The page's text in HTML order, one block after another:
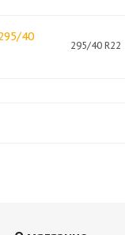
40
295/40 R22